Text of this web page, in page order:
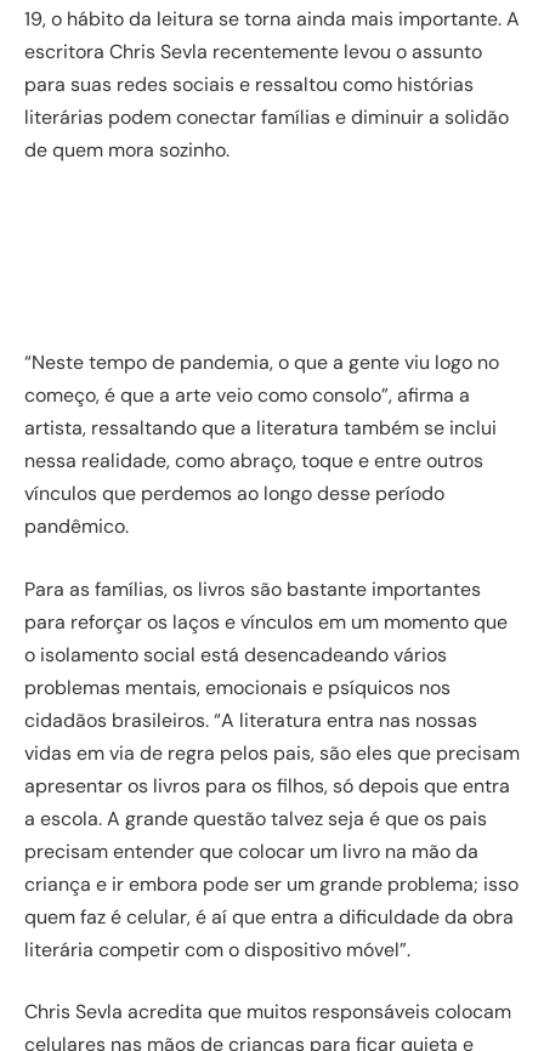
19, o hábito da leitura se torna ainda mais importante. A
escritora Chris Sevla recentemente levou o assunto
para suas redes sociais e ressaltou como histórias
literárias podem conectar famílias e diminuir a solidão
de quem mora sozinho.
“Neste tempo de pandemia, o que a gente viu logo no
começo, é que a arte veio como consolo”, afirma a
artista, ressaltando que a literatura também se inclui
nessa realidade, como abraço, toque e entre outros
vínculos que perdemos ao longo desse período
pandêmico.
Para as famílias, os livros são bastante importantes
para reforçar os laços e vínculos em um momento que
o isolamento social está desencadeando vários
problemas mentais, emocionais e psíquicos nos
cidadãos brasileiros. “A literatura entra nas nossas
vidas em via de regra pelos pais, são eles que precisam
apresentar os livros para os filhos, só depois que entra
a escola. A grande questão talvez seja é que os pais
precisam entender que colocar um livro na mão da
criança e ir embora pode ser um grande problema; isso
quem faz é celular, é aí que entra a dificuldade da obra
literária competir com o dispositivo móvel”.
Chris Sevla acredita que muitos responsáveis colocam
celulares nas mãos de crianças para ficar quieta e